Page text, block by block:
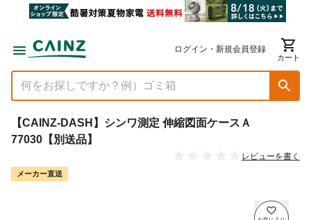
ログイン・新規会員登録
カート
【CAINZ-DASH】シンワ測定 伸縮図面ケースＡ
77030【別送品】
レビューを書く
メーカー直送